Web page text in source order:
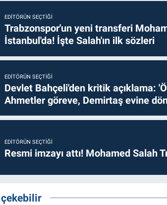
EDITÖRÜN SEÇTIĞI
Trabzonspor'un yeni transferi
İstanbul'da! İşte Salah'ın ilk sözleri
EDITÖRÜN SEÇTIĞI
Devlet Bahçeli'den kritik açıklama:
Ahmetler göreve, Demirtaş evine
EDITÖRÜN SEÇTIĞI
Resmi imzayı attı! Mohamed Salah